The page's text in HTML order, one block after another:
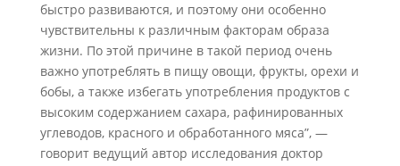
быстро развиваются, и поэтому они особенно
чувствительны к различным факторам образа
жизни. По этой причине в такой период очень
важно употреблять в пищу овощи, фрукты, орехи и
бобы, а также избегать употребления продуктов с
высоким содержанием сахара, рафинированных
углеводов, красного и обработанного мяса”, —
говорит ведущий автор исследования доктор